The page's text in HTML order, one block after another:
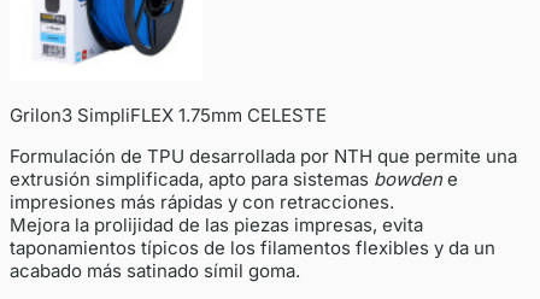
Grilon3 SimpliFLEX 1.75mm CELESTE
Formulación de TPU desarrollada por NTH que permite una
extrusión simplificada, apto para sistemas bowdene
impresiones más rápidas y con retracciones.
Mejora la prolijidad de las piezas impresas, evita
taponamientos típicos de los filamentos flexibles y da un
acabado más satinado símil goma.